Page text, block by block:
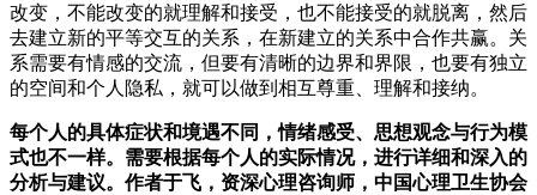
改变，不能改变的就理解和接受，也不能接受的就脱离，然后
去建立新的平等交互的关系，在新建立的关系中合作共赢。关
系需要有情感的交流，但要有清晰的边界和界限，也要有独立
的空间和个人隐私，就可以做到相互尊重、理解和接纳。
每个人的具体症状和境遇不同，情绪感受、思想观念与行为模
式也不一样。需要根据每个人的实际情况，进行详细和深入的
分析与建议。作者于飞，资深心理咨询师，中国心理卫生协会